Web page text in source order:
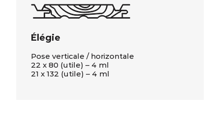
Élégie
Pose verticale / horizontale
22 x 80 (utile) – 4 ml
21 x 132 (utile) – 4 ml